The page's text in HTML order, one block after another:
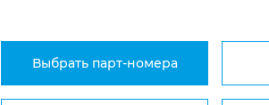
Выбрать парт-номера